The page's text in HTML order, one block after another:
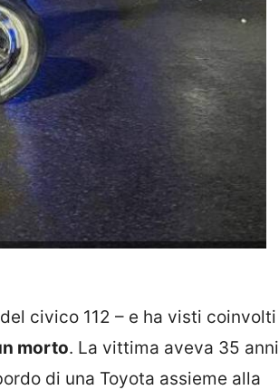
civico 112 – e ha visti coinvolti
morto. La vittima aveva 35 anni
di una Toyota assieme alla